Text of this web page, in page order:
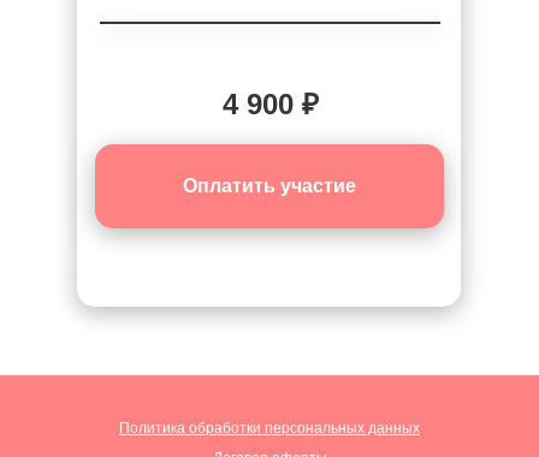
4 900 ₽
Оплатить участие
Политика обработки персональных данных